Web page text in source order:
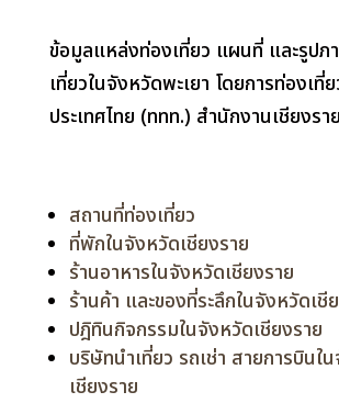
ข้อมูลแหล่งท่องเที่ยว แผนที่ และรูปภ
เที่ยวในจังหวัดพะเยา โดยการท่องเที่
ประเทศไทย (ททท.) สำนักงานเชียงราย
สถานที่ท่องเที่ยว
ที่พักในจังหวัดเชียงราย
ร้านอาหารในจังหวัดเชียงราย
ร้านค้า และของที่ระลึกในจังหวัดเชี
ปฎิทินกิจกรรมในจังหวัดเชียงราย
บริษัทนำเที่ยว รถเช่า สายการบินใ
เชียงราย